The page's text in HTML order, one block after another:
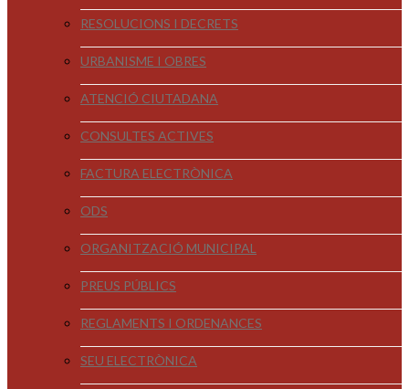
RESOLUCIONS I DECRETS
URBANISME I OBRES
ATENCIÓ CIUTADANA
CONSULTES ACTIVES
FACTURA ELECTRÒNICA
ODS
ORGANITZACIÓ MUNICIPAL
PREUS PÚBLICS
REGLAMENTS I ORDENANCES
SEU ELECTRÒNICA